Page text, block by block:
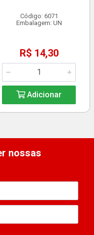
Código: 6071
Embalagem: UN
R$ 14,30
Adicionar
nossas